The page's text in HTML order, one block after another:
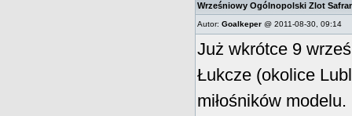
Wrześniowy Ogólnopolski Zlot
Autor: Goalkeper@ 2011-08-30, 09:14
Już wkrótce 9
Łukcze (okolice
miłośników